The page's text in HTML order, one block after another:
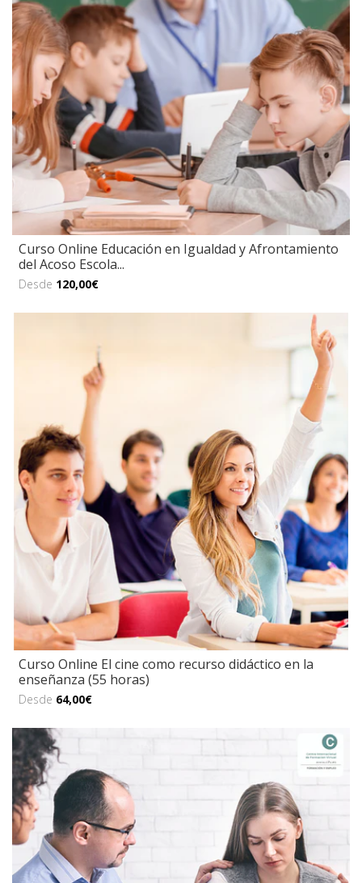
Curso Online Educación en Igualdad y Afrontamiento
del Acoso Escola...
Desde 120,00€
Curso Online El cine como recurso didáctico en la
enseñanza (55 horas)
Desde 64,00€